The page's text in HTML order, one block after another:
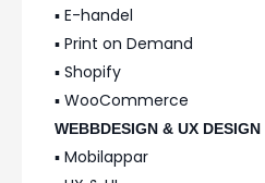
▪️ E-handel
▪️ Print on Demand
▪️ Shopify
▪️ WooCommerce
WEBBDESIGN & UX DESIGN
▪️ Mobilappar